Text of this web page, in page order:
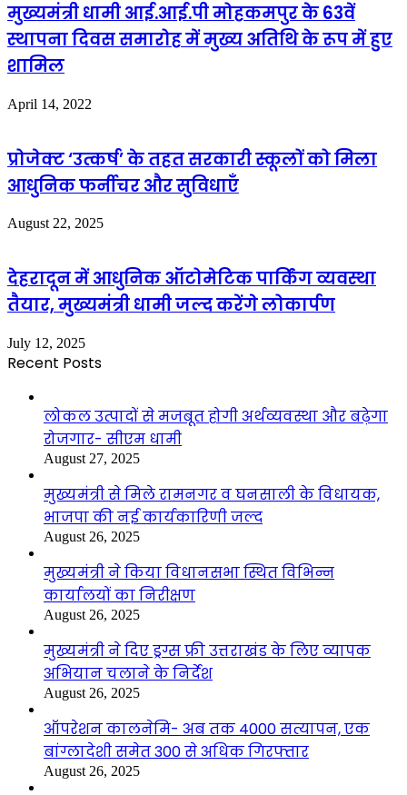
मुख्यमंत्री धामी आई.आई.पी मोहकमपुर के 63वें
स्थापना दिवस समारोह में मुख्य अतिथि के रूप में हुए
शामिल
April 14, 2022
प्रोजेक्ट ‘उत्कर्ष’ के तहत सरकारी स्कूलों को मिला
आधुनिक फर्नीचर और सुविधाएँ
August 22, 2025
देहरादून में आधुनिक ऑटोमेटिक पार्किंग व्यवस्था
तैयार, मुख्यमंत्री धामी जल्द करेंगे लोकार्पण
July 12, 2025
Recent Posts
लोकल उत्पादों से मजबूत होगी अर्थव्यवस्था और बढ़ेगा
रोजगार- सीएम धामी
August 27, 2025
मुख्यमंत्री से मिले रामनगर व घनसाली के विधायक,
भाजपा की नई कार्यकारिणी जल्द
August 26, 2025
मुख्यमंत्री ने किया विधानसभा स्थित विभिन्न
कार्यालयों का निरीक्षण
August 26, 2025
मुख्यमंत्री ने दिए ड्रग्स फ्री उत्तराखंड के लिए व्यापक
अभियान चलाने के निर्देश
August 26, 2025
ऑपरेशन कालनेमि- अब तक 4000 सत्यापन, एक
बांग्लादेशी समेत 300 से अधिक गिरफ्तार
August 26, 2025